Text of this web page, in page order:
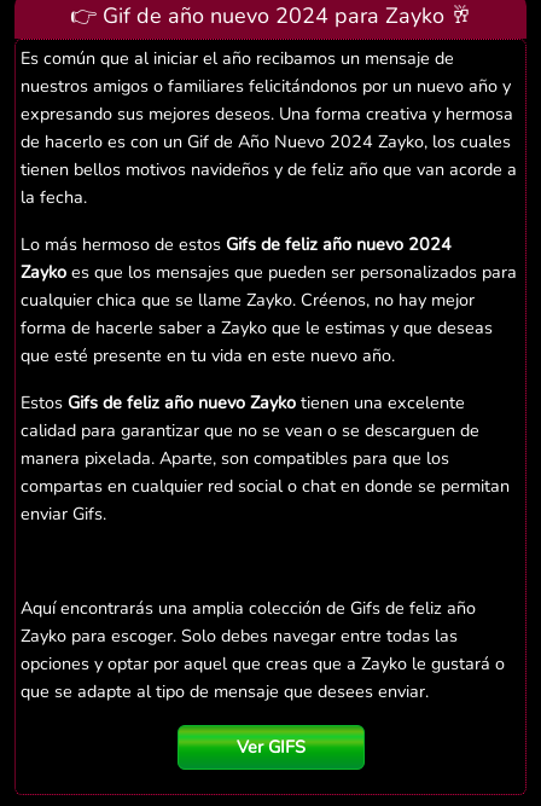
👉 Gif de año nuevo 2024 para Zayko 🥂
Es común que al iniciar el año recibamos un mensaje de
nuestros amigos o familiares felicitándonos por un nuevo año y
expresando sus mejores deseos. Una forma creativa y hermosa
de hacerlo es con un Gif de Año Nuevo 2024 Zayko, los cuales
tienen bellos motivos navideños y de feliz año que van acorde a
la fecha.
Lo más hermoso de estos Gifs de feliz año nuevo 2024
Zayko es que los mensajes que pueden ser personalizados para
cualquier chica que se llame Zayko. Créenos, no hay mejor
forma de hacerle saber a Zayko que le estimas y que deseas
que esté presente en tu vida en este nuevo año.
Estos Gifs de feliz año nuevo Zayko tienen una excelente
calidad para garantizar que no se vean o se descarguen de
manera pixelada. Aparte, son compatibles para que los
compartas en cualquier red social o chat en donde se permitan
enviar Gifs.
Aquí encontrarás una amplia colección de Gifs de feliz año
Zayko para escoger. Solo debes navegar entre todas las
opciones y optar por aquel que creas que a Zayko le gustará o
que se adapte al tipo de mensaje que desees enviar.
Ver GIFS